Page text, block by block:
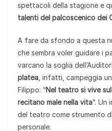
spettacoli della stagione e
talenti del palcoscenico dei
A fare da sfondo a questa
che sembra voler guidare i
varcano la soglia
platea , infatti, campeggia
Filippo: “Nel teatro si vive
recitano male nella vita“. Un
del teatro come strumento
personale.